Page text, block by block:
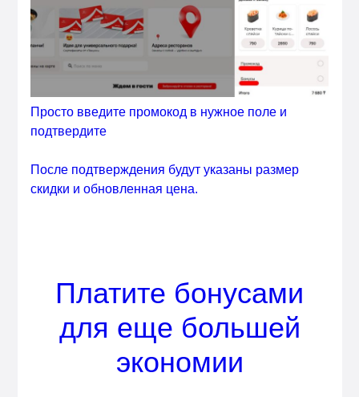
Просто введите промокод в нужное поле и
подтвердите
После подтверждения будут указаны размер
скидки и обновленная цена.
Платите бонусами
для еще большей
экономии